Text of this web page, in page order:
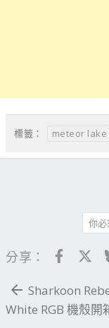
標籤： meteor lake
你必
分享：
Sharkoon
White RGB 機殼開